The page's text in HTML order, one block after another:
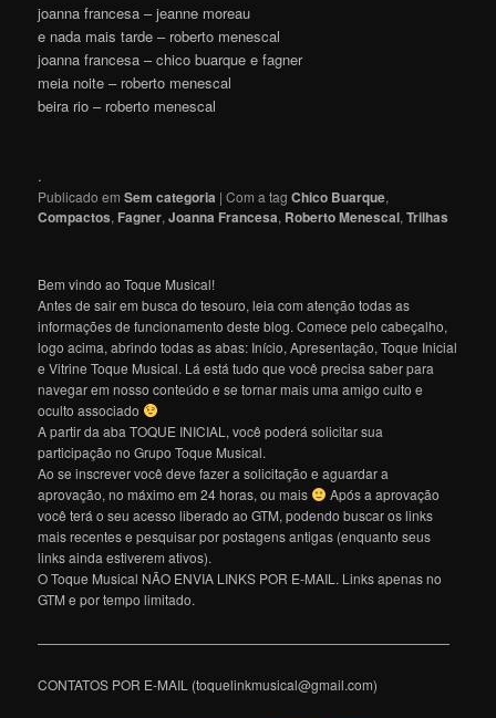
joanna francesa – jeanne moreau
e nada mais tarde – roberto menescal
joanna francesa – chico buarque e fagner
meia noite – roberto menescal
beira rio – roberto menescal
.
Publicado em Sem categoria |Com a tagChico Buarque,
Compactos, Fagner,Joanna Francesa, Roberto Menescal,Trilhas
Bem vindo ao Toque Musical!
Antes de sair em busca do tesouro, leia com atenção todas as
informações de funcionamento deste blog. Comece pelo cabeçalho,
logo acima, abrindo todas as abas: Início, Apresentação, Toque Inicial
e Vitrine Toque Musical. Lá está tudo que você precisa saber para
navegar em nosso conteúdo e se tornar mais uma amigo culto e
oculto associado
A partir da aba TOQUE INICIAL, você poderá solicitar sua
participação no Grupo Toque Musical.
Ao se inscrever você deve fazer a solicitação e aguardar a
aprovação, no máximo em 24 horas, ou mais
Após a aprovação
você terá o seu acesso liberado ao GTM, podendo buscar os links
mais recentes e pesquisar por postagens antigas (enquanto seus
links ainda estiverem ativos).
O Toque Musical NÃO ENVIA LINKS POR E-MAIL. Links apenas no
GTM e por tempo limitado.
———————————————————————————————
CONTATOS POR E-MAIL (toquelinkmusical@gmail.com)